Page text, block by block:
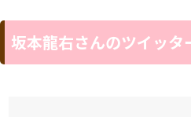
坂本龍右さんのツイッタ